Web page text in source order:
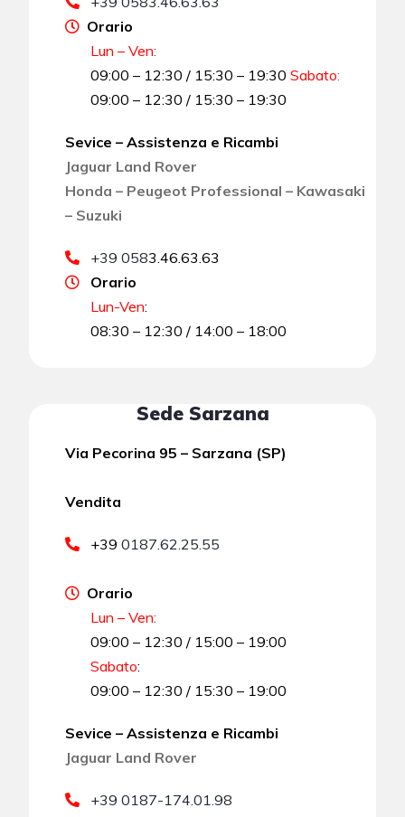
Orario
Lun – Ven:
09:00 – 12:30 / 15:30 – 19:30 Sabato:
09:00 – 12:30 / 15:30 – 19:30
Sevice – Assistenza e Ricambi
Jaguar Land Rover
Honda – Peugeot Professional – Kawasaki
– Suzuki
+39 0583.46.63.63
Orario
Lun-Ven:
08:30 – 12:30 / 14:00 – 18:00
Sede Sarzana
Via Pecorina 95 – Sarzana (SP)
Vendita
+390187.62.25.55
Orario
Lun – Ven:
09:00 – 12:30 / 15:00 – 19:00
Sabato:
09:00 – 12:30 / 15:30 – 19:00
Sevice – Assistenza e Ricambi
Jaguar Land Rover
+39 0187-174.01.98